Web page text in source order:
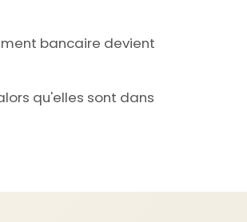
bancaire devient
qu'elles sont dans